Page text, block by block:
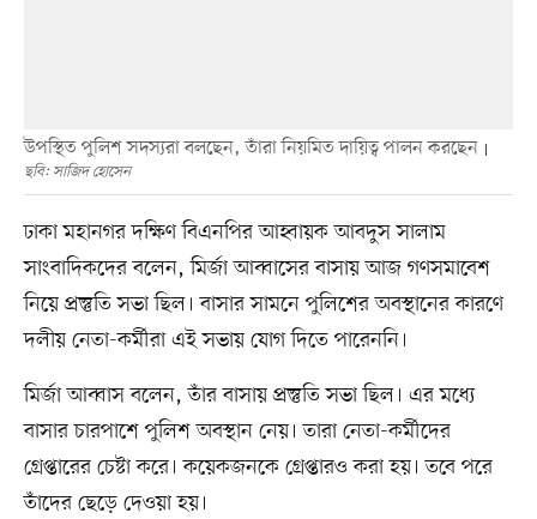
উপস্থিত পুলিশ সদস্যরা বলছেন, তাঁরা নিয়মিত দায়িত্ব পালন করছেন
ছবি: সাজিদ হোসেন
ঢাকা মহানগর দক্ষিণ বিএনপির আহ্বায়ক আবদুস সালাম
সাংবাদিকদের বলেন, মির্জা আব্বাসের বাসায় আজ গণসমাবেশ
নিয়ে প্রস্তুতি সভা ছিল। বাসার সামনে পুলিশের অবস্থানের কারণে
দলীয় নেতা-কর্মীরা এই সভায় যোগ দিতে পারেননি।
মির্জা আব্বাস বলেন, তাঁর বাসায় প্রস্তুতি সভা ছিল। এর মধ্যে
বাসার চারপাশে পুলিশ অবস্থান নেয়। তারা নেতা-কর্মীদের
গ্রেপ্তারের চেষ্টা করে। কয়েকজনকে গ্রেপ্তারও করা হয়। তবে পরে
তাঁদের ছেড়ে দেওয়া হয়।